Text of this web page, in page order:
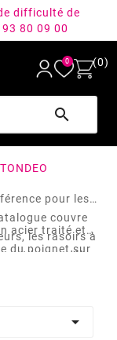
difficulté de
80 09 00
0 (0)

TONDEO
pour les
couvre
les rasoirs à
et les modèles
acier traité et
du poignet sur
Tondeo sont
